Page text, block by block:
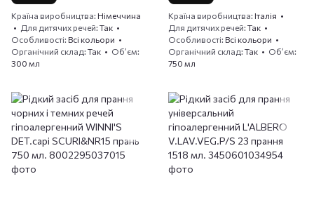
Країна виробництва Німеччина
Для дитячих речей Так
Особливості Всі кольори
Органічний склад Так
Обʼєм
300 мл
Країна виробництва Італія
Для дитячих речей Так
Особливості Всі кольори
Органічний склад Так
Обʼєм
750 мл